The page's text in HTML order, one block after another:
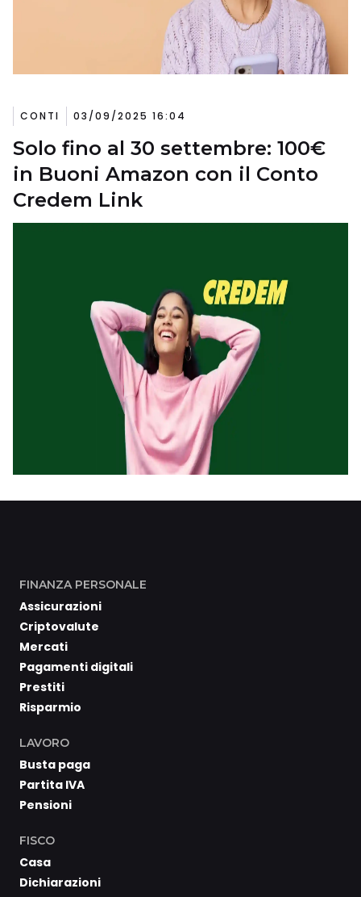
CONTI 03/09/2025 16:04
Solo fino al 30 settembre: 100€
in Buoni Amazon con il Conto
Credem Link
FINANZA PERSONALE
Assicurazioni
Criptovalute
Mercati
Pagamenti digitali
Prestiti
Risparmio
LAVORO
Busta paga
Partita IVA
Pensioni
FISCO
Casa
Dichiarazioni